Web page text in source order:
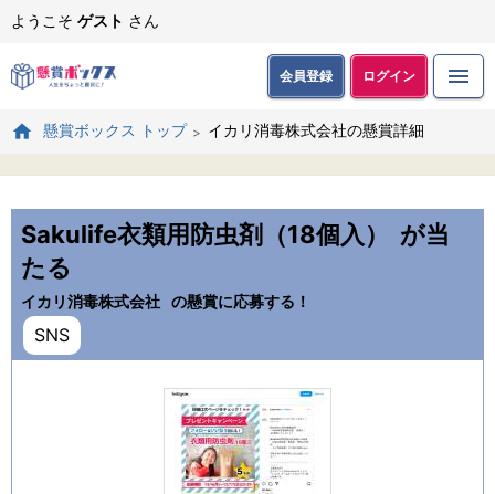
ようこそ ゲスト さん
会員登録 ログイン
懸賞ボックス トップ イカリ消毒株式会社の懸賞詳細
Sakulife衣類用防虫剤（18個入）
が当
たる
イカリ消毒株式会社 の懸賞に応募する！
SNS